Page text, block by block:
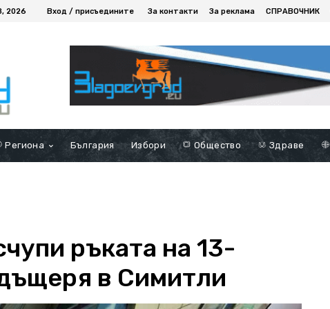
2026 Вход / присъедините За контакти За реклама СПРАВОЧНИК
Региона България Избори Общество Здраве
ръката на 13-
в Симитли